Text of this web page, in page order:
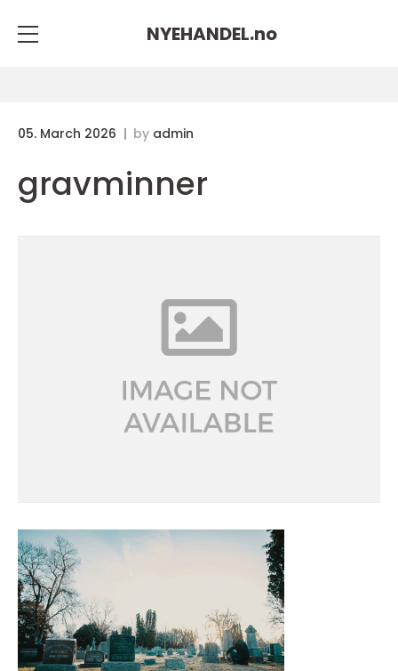
NYEHANDEL.no
05. March 2026 by admin
gravminner